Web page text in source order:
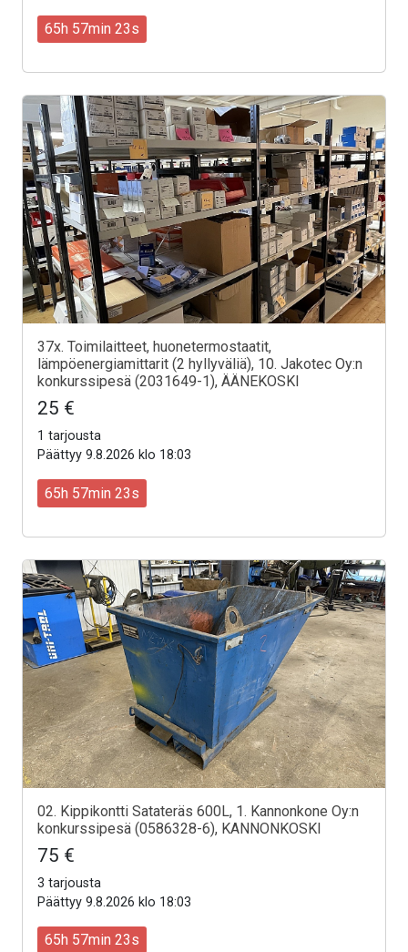
65h 57min 21s
37x. Toimilaitteet, huonetermostaatit,
lämpöenergiamittarit (2 hyllyväliä), 10. Jakotec Oy:n
konkurssipesä (2031649-1), ÄÄNEKOSKI
25 €
1 tarjousta
Päättyy 9.8.2026 klo 18:03
65h 57min 21s
02. Kippikontti Satateräs 600L, 1. Kannonkone Oy:n
konkurssipesä (0586328-6), KANNONKOSKI
75 €
3 tarjousta
Päättyy 9.8.2026 klo 18:03
65h 57min 21s